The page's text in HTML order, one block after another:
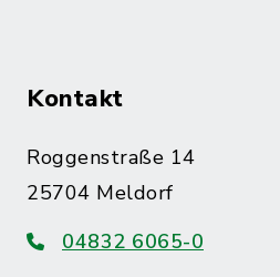
Kontakt
Roggenstraße 14
25704 Meldorf
04832 6065-0